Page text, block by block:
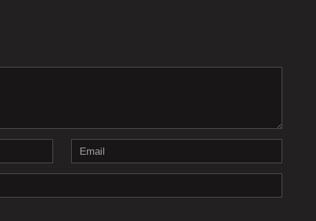
Email